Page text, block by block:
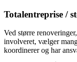
Totalentreprise /
Ved større
involveret, vælger
koordinerer og har